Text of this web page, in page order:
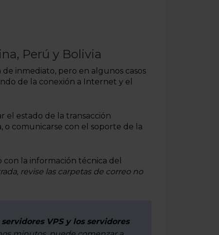
Perú y Bolivia
inmediato, pero en algunos casos
de la conexión a Internet y el
el estado de la transacción
comunicarse con el soporte de la
la información técnica del
revise las carpetas de correo no
servidores VPS y los servidores